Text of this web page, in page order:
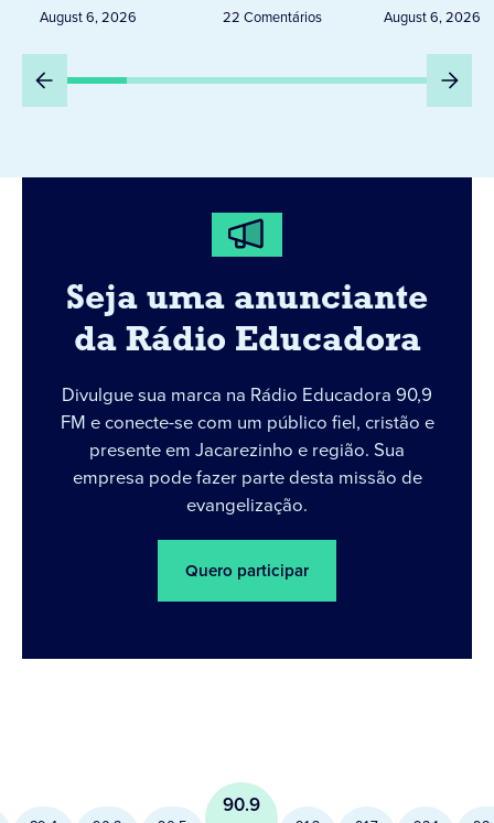
Peru
August 6, 2026 22 Comentários
DESTA
August 6, 2026
Seja uma anunciante
da Rádio Educadora
Divulgue sua marca na Rádio Educadora 90,9
FM e conecte-se com um público fiel, cristão e
presente em Jacarezinho e região. Sua
empresa pode fazer parte desta missão de
evangelização.
Quero participar
90.9